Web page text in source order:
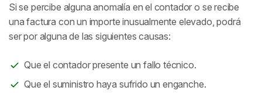
Si se percibe alguna anomalía en el contador o se recibe
una factura con un importe inusualmente elevado, podrá
ser por alguna de las siguientes causas:
Que el contador presente un fallo técnico.
Que el suministro haya sufrido un enganche.